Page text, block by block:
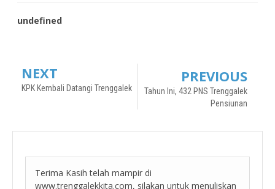
undefined
NEXT
KPK Kembali Datangi Trenggalek
PREVIOUS
Tahun Ini, 432 PNS Trenggalek
Pensiunan
Terima Kasih telah mampir di
www.trenggalekkita.com, silakan untuk menuliskan